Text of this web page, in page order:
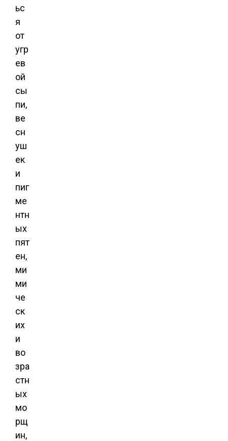
ьс
я
от
угр
ев
ой
сы
пи,
ве
сн
уш
ек
и
пиг
ме
нтн
ых
пят
ен,
ми
ми
че
ск
их
и
во
зра
стн
ых
мо
рщ
ин,